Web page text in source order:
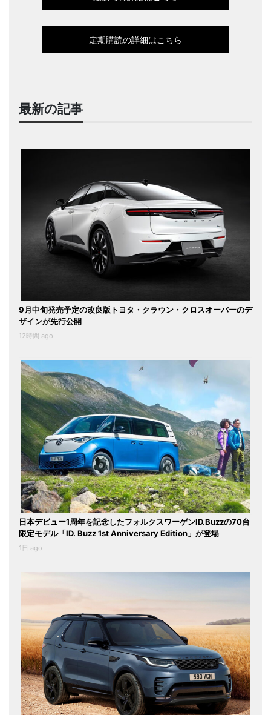
定期購読の詳細はこちら
最新の記事
9月中旬発売予定の改良版トヨタ・クラウン・クロスオーバーのデ
ザインが先行公開
12時間 ago
日本デビュー1周年を記念したフォルクスワーゲンID.Buzzの70台
限定モデル「ID. Buzz 1st Anniversary Edition」が登場
1日 ago